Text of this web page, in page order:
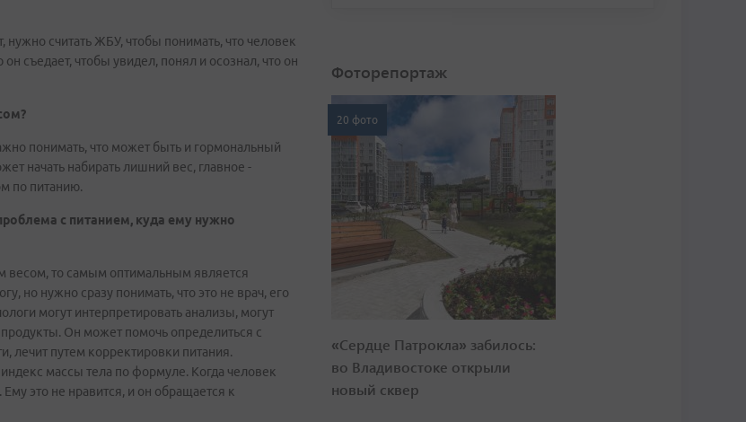
нужно считать ЖБУ, чтобы понимать, что человек
съедает, чтобы увидел, понял и осознал, что он
понимать, что может быть и гормональный
начать набирать лишний вес, главное -
по питанию.
с питанием, куда ему нужно
весом, то самым оптимальным является
но нужно сразу понимать, что это не врач, его
могут интерпретировать анализы, могут
Он может помочь определиться с
лечит путем корректировки питания.
массы тела по формуле. Когда человек
это не нравится, и он обращается к
Фоторепортаж
20 фото
«Сердце Патрокла» забилось:
во Владивостоке открыли
новый сквер